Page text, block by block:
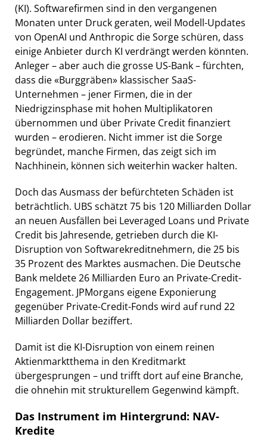
(KI). Softwarefirmen sind in den vergangenen
Monaten unter Druck geraten, weil Modell-Updates
von OpenAI und Anthropic die Sorge schüren, dass
einige Anbieter durch KI verdrängt werden könnten.
Anleger – aber auch die grosse US-Bank – fürchten,
dass die «Burggräben» klassischer SaaS-
Unternehmen – jener Firmen, die in der
Niedrigzinsphase mit hohen Multiplikatoren
übernommen und über Private Credit finanziert
wurden – erodieren. Nicht immer ist die Sorge
begründet, manche Firmen, das zeigt sich im
Nachhinein, können sich weiterhin wacker halten.
Doch das Ausmass der befürchteten Schäden ist
beträchtlich. UBS schätzt 75 bis 120 Milliarden Dollar
an neuen Ausfällen bei Leveraged Loans und Private
Credit bis Jahresende, getrieben durch die KI-
Disruption von Softwarekreditnehmern, die 25 bis
35 Prozent des Marktes ausmachen. Die Deutsche
Bank meldete 26 Milliarden Euro an Private-Credit-
Engagement. JPMorgans eigene Exponierung
gegenüber Private-Credit-Fonds wird auf rund 22
Milliarden Dollar beziffert.
Damit ist die KI-Disruption von einem reinen
Aktienmarktthema in den Kreditmarkt
übergesprungen – und trifft dort auf eine Branche,
die ohnehin mit strukturellem Gegenwind kämpft.
Das Instrument im Hintergrund: NAV-
Kredite